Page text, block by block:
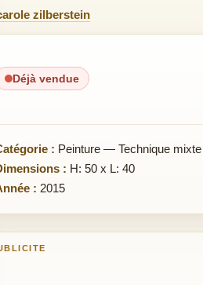
zilberstein
Déjà vendue
: Peinture — Technique mixte
: H: 50 x L: 40
: 2015